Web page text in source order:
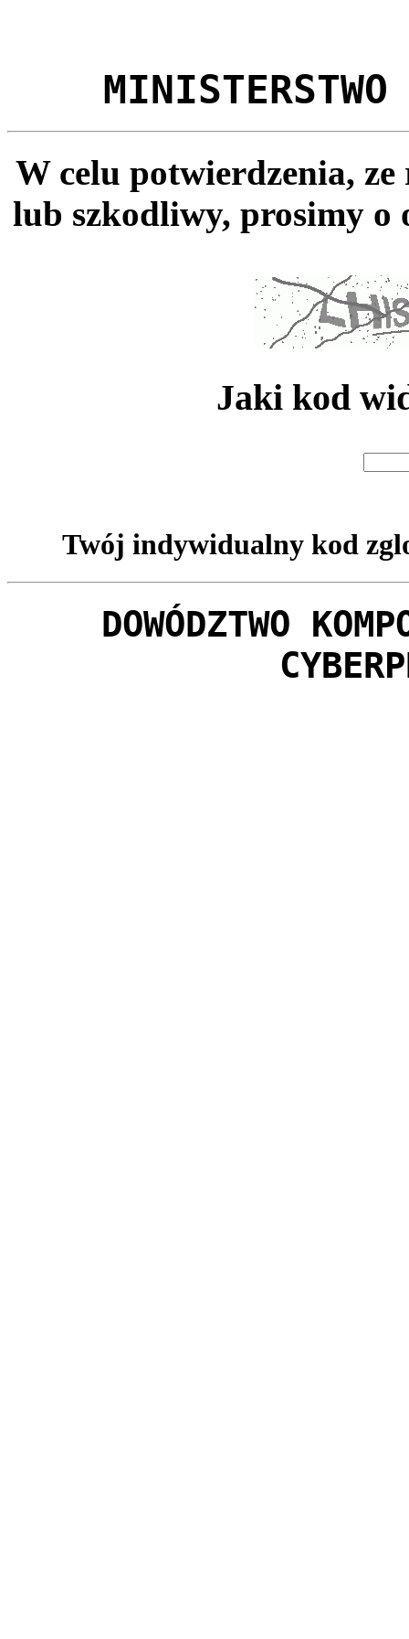
MINISTERSTWO
W celu potwierdzenia,
lub szkodliwy, prosimy o
Jaki kod
Twój indywidualny kod
DOWÓDZTWO